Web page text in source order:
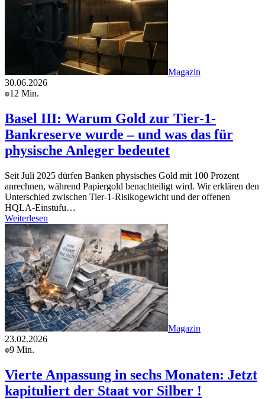
Magazin
30.06.2026
12 Min.
Basel III: Warum Gold zur Tier-1-
Bankreserve wurde – und was das für
physische Anleger bedeutet
Seit Juli 2025 dürfen Banken physisches Gold mit 100 Prozent
anrechnen, während Papiergold benachteiligt wird. Wir erklären den
Unterschied zwischen Tier-1-Risikogewicht und der offenen
HQLA-Einstufu…
Weiterlesen
Magazin
23.02.2026
9 Min.
Vierte Anpassung in sechs Monaten: Jetzt
kapituliert der Staat vor Silber !